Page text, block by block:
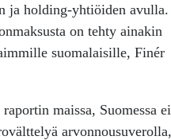
ja holding-yhtiöiden avulla.
on tehty ainakin
suomalaisille, Finér
maissa, Suomessa ei
arvonnousuverolla,